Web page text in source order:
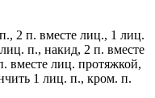
2 п. вместе лиц., 1 лиц.
п., накид, 2 п. вместе
вместе лиц. протяжкой,
1 лиц. п., кром. п.